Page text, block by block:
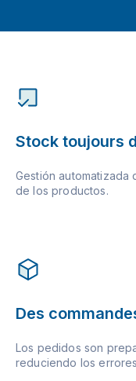
Stock toujours
Gestión automatizada
de los productos.
Des
Los pedidos son
reduciendo los